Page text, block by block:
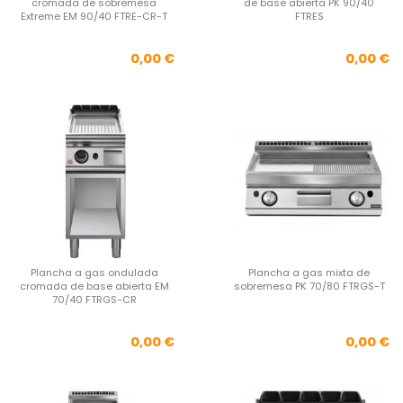
cromada de sobremesa
Extreme EM 90/40 FTRE-CR-T
Precio
0,00 €
de base abierta PK 90/40
FTRES
0,00 €
Plancha a gas ondulada
cromada de base abierta EM
70/40 FTRGS-CR
Precio
0,00 €
Plancha a gas mixta de
sobremesa PK 70/80 FTRGS-T
0,00 €